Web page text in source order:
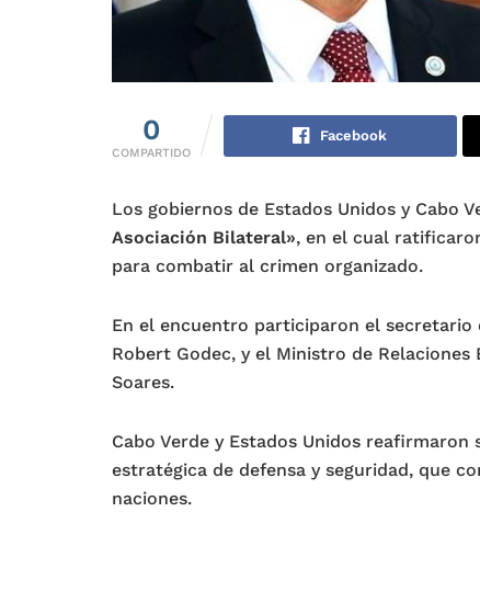
0
COMPARTIDO
Facebook
Los gobiernos de Estados Unidos y Cabo
Asociación Bilateral», en el cual
para combatir al crimen organizado.
En el encuentro participaron el secretario
Robert Godec, y el Ministro de Relaciones
Soares.
Cabo Verde y Estados Unidos
estratégica de defensa y seguridad, que
naciones.